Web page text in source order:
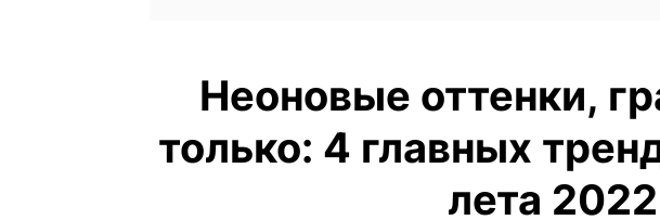
Неоновые оттенки,
только: 4 главных
лета 2022